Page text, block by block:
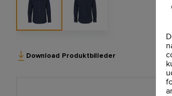
Download Produktbilleder